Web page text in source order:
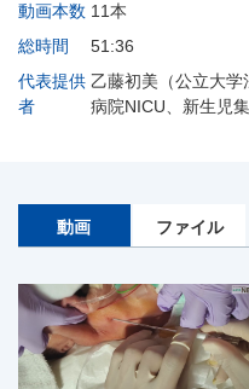
動画本数 11本
総時間
51:36
代表提供
者
乙藤初美（公立大
病院NICU、新生児
動画 ファイル